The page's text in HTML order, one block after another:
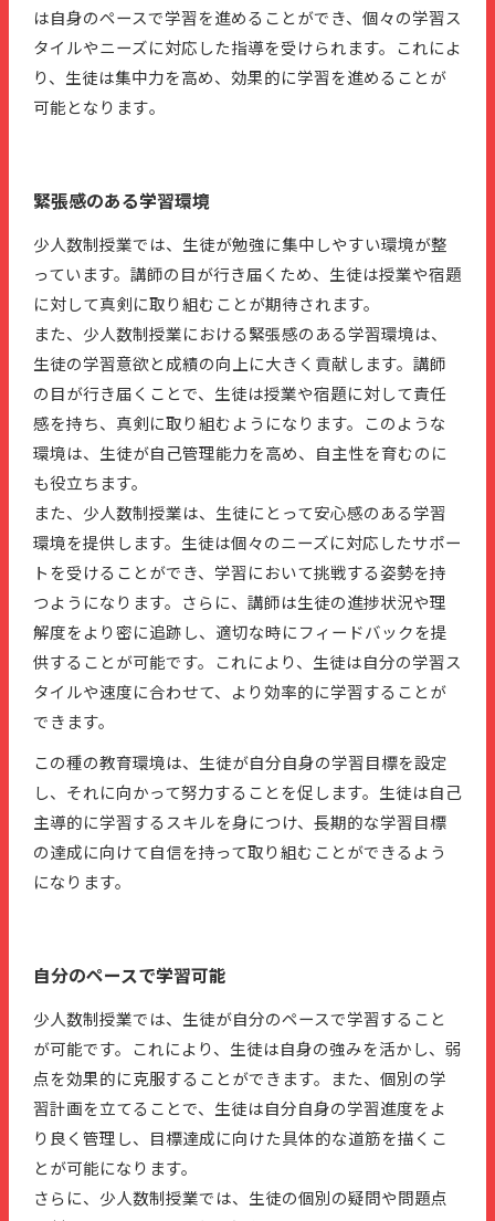
は自身のペースで学習を進めることができ、個々の学習ス
タイルやニーズに対応した指導を受けられます。これによ
り、生徒は集中力を高め、効果的に学習を進めることが
可能となります​。
緊張感のある学習環境
少人数制授業では、生徒が勉強に集中しやすい環境が整
っています。講師の目が行き届くため、生徒は授業や宿題
に対して真剣に取り組むことが期待されます。
また、少人数制授業における緊張感のある学習環境は、
生徒の学習意欲と成績の向上に大きく貢献します。講師
の目が行き届くことで、生徒は授業や宿題に対して責任
感を持ち、真剣に取り組むようになります。このような
環境は、生徒が自己管理能力を高め、自主性を育むのに
も役立ちます。
また、少人数制授業は、生徒にとって安心感のある学習
環境を提供します。生徒は個々のニーズに対応したサポー
トを受けることができ、学習において挑戦する姿勢を持
つようになります。さらに、講師は生徒の進捗状況や理
解度をより密に追跡し、適切な時にフィードバックを提
供することが可能です。これにより、生徒は自分の学習ス
タイルや速度に合わせて、より効率的に学習することが
できます。
この種の教育環境は、生徒が自分自身の学習目標を設定
し、それに向かって努力することを促します。生徒は自己
主導的に学習するスキルを身につけ、長期的な学習目標
の達成に向けて自信を持って取り組むことができるよう
になります。
自分のペースで学習可能
少人数制授業では、生徒が自分のペースで学習すること
が可能です。これにより、生徒は自身の強みを活かし、弱
点を効果的に克服することができます。また、個別の学
習計画を立てることで、生徒は自分自身の学習進度をよ
り良く管理し、目標達成に向けた具体的な道筋を描くこ
とが可能になります。
さらに、少人数制授業では、生徒の個別の疑問や問題点